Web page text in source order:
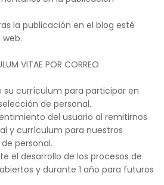
la publicación en el blog esté
VITAE POR CORREO
su currículum para participar en
de personal.
del usuario al remitirnos
y currículum para nuestros
personal.
el desarrollo de los procesos de
y durante 1 año para futuros